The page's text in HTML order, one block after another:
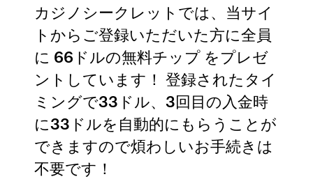
カジノシークレットでは、当サイ
トからご登録いただいた方に全員
に 66ドルの無料チップ をプレゼ
ントしています！ 登録されたタイ
ミングで33ドル、3回目の入金時
に33ドルを自動的にもらうことが
できますので煩わしいお手続きは
不要です！